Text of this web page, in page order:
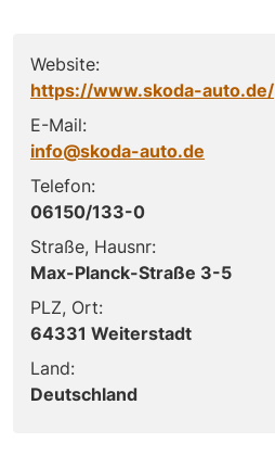
Website:
https://www.skoda-auto.de/
E-Mail:
info@skoda-auto.de
Telefon:
06150/133-0
Straße, Hausnr:
Max-Planck-Straße 3-5
PLZ, Ort:
64331 Weiterstadt
Land:
Deutschland